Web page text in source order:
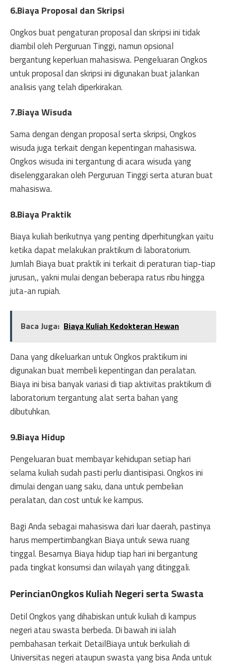
6.Biaya Proposal dan Skripsi
Ongkos buat pengaturan proposal dan skripsi ini tidak
diambil oleh Perguruan Tinggi, namun opsional
bergantung keperluan mahasiswa. Pengeluaran Ongkos
untuk proposal dan skripsi ini digunakan buat jalankan
analisis yang telah diperkirakan.
7.Biaya Wisuda
Sama dengan dengan proposal serta skripsi, Ongkos
wisuda juga terkait dengan kepentingan mahasiswa.
Ongkos wisuda ini tergantung di acara wisuda yang
diselenggarakan oleh Perguruan Tinggi serta aturan buat
mahasiswa.
8.Biaya Praktik
Biaya kuliah berikutnya yang penting diperhitungkan yaitu
ketika dapat melakukan praktikum di laboratorium.
Jumlah Biaya buat praktik ini terkait di peraturan tiap-tiap
jurusan,, yakni mulai dengan beberapa ratus ribu hingga
juta-an rupiah.
Baca Juga: Biaya Kuliah Kedokteran Hewan
Dana yang dikeluarkan untuk Ongkos praktikum ini
digunakan buat membeli kepentingan dan peralatan.
Biaya ini bisa banyak variasi di tiap aktivitas praktikum di
laboratorium tergantung alat serta bahan yang
dibutuhkan.
9.Biaya Hidup
Pengeluaran buat membayar kehidupan setiap hari
selama kuliah sudah pasti perlu diantisipasi. Ongkos ini
dimulai dengan uang saku, dana untuk pembelian
peralatan, dan cost untuk ke kampus.
Bagi Anda sebagai mahasiswa dari luar daerah, pastinya
harus mempertimbangkan Biaya untuk sewa ruang
tinggal. Besarnya Biaya hidup tiap hari ini bergantung
pada tingkat konsumsi dan wilayah yang ditinggali.
PerincianOngkos Kuliah Negeri serta Swasta
Detil Ongkos yang dihabiskan untuk kuliah di kampus
negeri atau swasta berbeda. Di bawah ini ialah
pembahasan terkait DetailBiaya untuk berkuliah di
Universitas negeri ataupun swasta yang bisa Anda untuk